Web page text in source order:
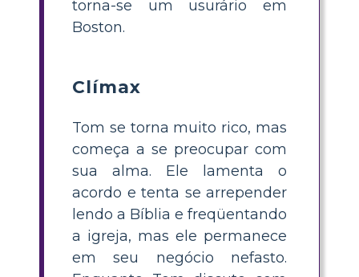
torna-se um usurário em
Boston.
Clímax
Tom se torna muito rico, mas
começa a se preocupar com
sua alma. Ele lamenta o
acordo e tenta se arrepender
lendo a Bíblia e freqüentando
a igreja, mas ele permanece
em seu negócio nefasto.